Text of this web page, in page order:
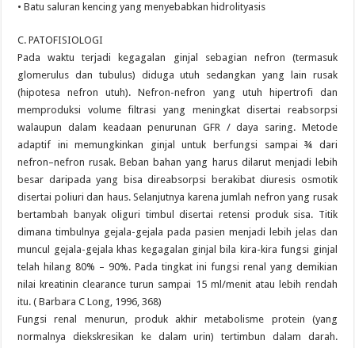
• Batu saluran kencing yang menyebabkan hidrolityasis
C. PATOFISIOLOGI
Pada waktu terjadi kegagalan ginjal sebagian nefron (termasuk
glomerulus dan tubulus) diduga utuh sedangkan yang lain rusak
(hipotesa nefron utuh). Nefron-nefron yang utuh hipertrofi dan
memproduksi volume filtrasi yang meningkat disertai reabsorpsi
walaupun dalam keadaan penurunan GFR / daya saring. Metode
adaptif ini memungkinkan ginjal untuk berfungsi sampai ¾ dari
nefron–nefron rusak. Beban bahan yang harus dilarut menjadi lebih
besar daripada yang bisa direabsorpsi berakibat diuresis osmotik
disertai poliuri dan haus. Selanjutnya karena jumlah nefron yang rusak
bertambah banyak oliguri timbul disertai retensi produk sisa. Titik
dimana timbulnya gejala-gejala pada pasien menjadi lebih jelas dan
muncul gejala-gejala khas kegagalan ginjal bila kira-kira fungsi ginjal
telah hilang 80% – 90%. Pada tingkat ini fungsi renal yang demikian
nilai kreatinin clearance turun sampai 15 ml/menit atau lebih rendah
itu. ( Barbara C Long, 1996, 368)
Fungsi renal menurun, produk akhir metabolisme protein (yang
normalnya diekskresikan ke dalam urin) tertimbun dalam darah.